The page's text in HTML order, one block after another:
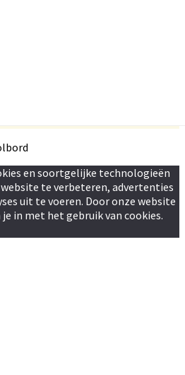
en soortgelijke technologieën
te verbeteren, advertenties
uit te voeren. Door onze website
in met het gebruik van cookies.